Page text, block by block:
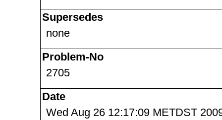
Supersedes
none
Problem-No
2705
Date
Wed Aug 26 12:17:09 METDST